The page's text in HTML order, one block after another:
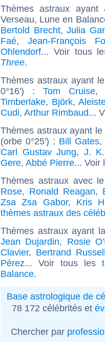
Thèmes astraux
Verseau, Lune en
Bertold Brecht,Julia
Faé, Jean-François
Ohlendorf... Voir tous
Three.
Thèmes astraux ayant
0°16') :Tom Cruise
Timberlake, Björk,
Cudi, Arthur Rimbaud...
Thèmes astraux ayant
(orbe 0°25') : Bill Gates,
Carl Gustav Jung, J.
Gere, Abbé Pierre... Voir
Thèmes astraux avec
Rose, Ronald Reagan,
Zsa Zsa Gabor, Kris
thèmes astraux des
Thèmes astraux ayant
Jean Dujardin, Rosie
Clavier, Bertrand
Pérez... Voir tous les
Balance.
Base astrologique de
78 172 célébrités et
Chercher par